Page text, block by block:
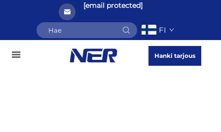
[email protected]
FI
Hanki tarjous